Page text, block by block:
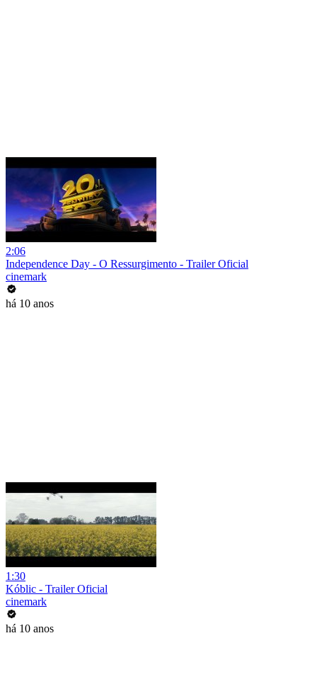
2:06
Independence Day - O Ressurgimento - Trailer Oficial
cinemark
há 10 anos
1:30
Kóblic - Trailer Oficial
cinemark
há 10 anos